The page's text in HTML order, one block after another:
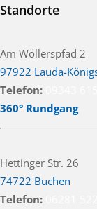
Standorte
Am Wöllerspfad 2
97922 Lauda-
Telefon:
360° Rundgang
Hettinger Str. 26
74722 Buchen
Telefon: